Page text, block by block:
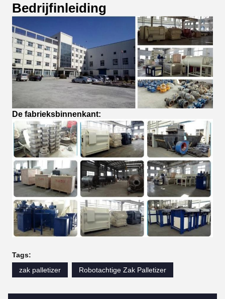
Bedrijfinleiding
De fabrieksbinnenkant:
Tags:
zak palletizer
Robotachtige Zak Palletizer